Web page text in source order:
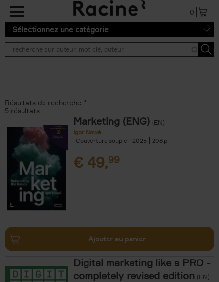
Aller au contenu principal
0
Sélectionnez une catégorie
Résultats de recherche ''
5 résultats
Marketing (ENG) (EN)
Igor Nowé
Couverture souple
2025 208
€ 49,99
Ajouter au panier
Digital marketing like a PRO -
completely revised edition (EN)